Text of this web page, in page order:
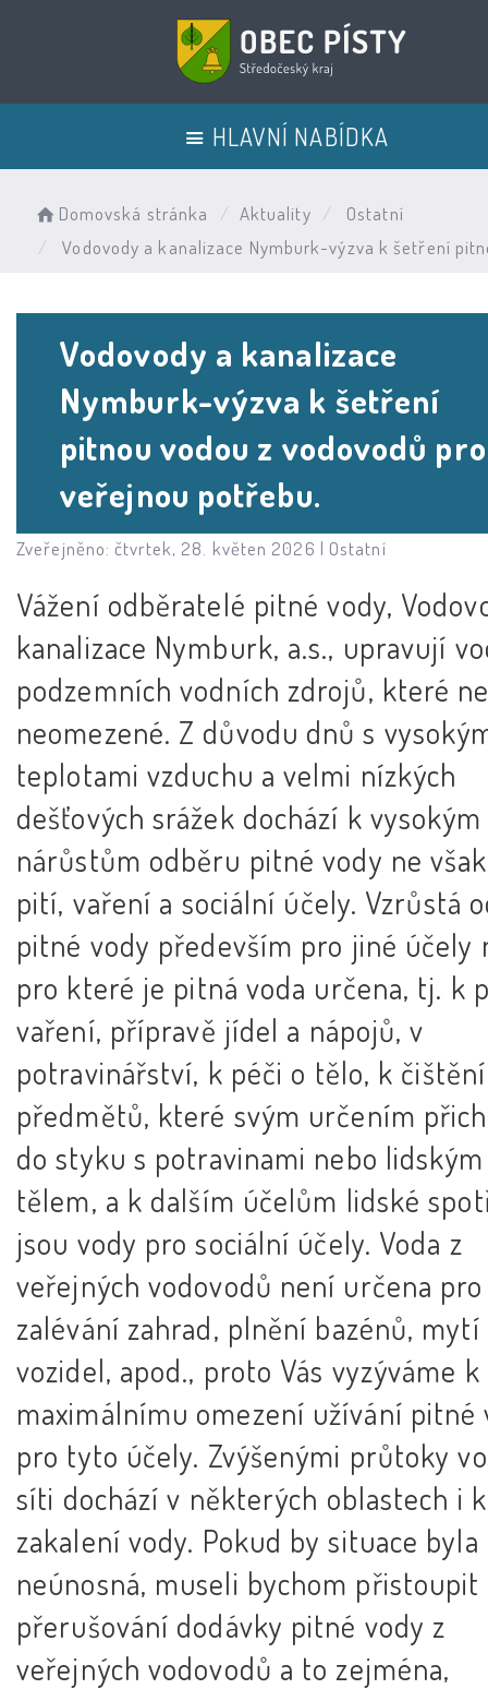
HLAVNÍ NABÍDKA
Domovská stránka Aktuality
Ostatní
Vodovody a kanalizace Nymburk-výzva k šetření
Vodovody a kanalizace
Nymburk-výzva k šetření
pitnou vodou z vodovodů pro
veřejnou potřebu.
Zveřejněno: čtvrtek, 28. květen 2026 | Ostatní
Vážení odběratelé pitné vody,
kanalizace Nymburk, a.s., upravují
podzemních vodních zdrojů, které
neomezené. Z důvodu dnů s
teplotami vzduchu a velmi nízkých
dešťových srážek dochází k vysokým
nárůstům odběru pitné vody ne
pití, vaření a sociální účely. Vzrůstá
pitné vody především pro jiné účely
pro které je pitná voda určena, tj. k
vaření, přípravě jídel a nápojů, v
potravinářství, k péči o tělo, k čištění
předmětů, které svým určením
do styku s potravinami nebo lidským
tělem, a k dalším účelům lidské
jsou vody pro sociální účely. Voda z
veřejných vodovodů není určena pro
zalévání zahrad, plnění bazénů, mytí
vozidel, apod., proto Vás vyzýváme k
maximálnímu omezení užívání pitné
pro tyto účely. Zvýšenými průtoky
síti dochází v některých oblastech i k
zakalení vody. Pokud by situace byla
neúnosná, museli bychom přistoupit
přerušování dodávky pitné vody z
veřejných vodovodů a to zejména,